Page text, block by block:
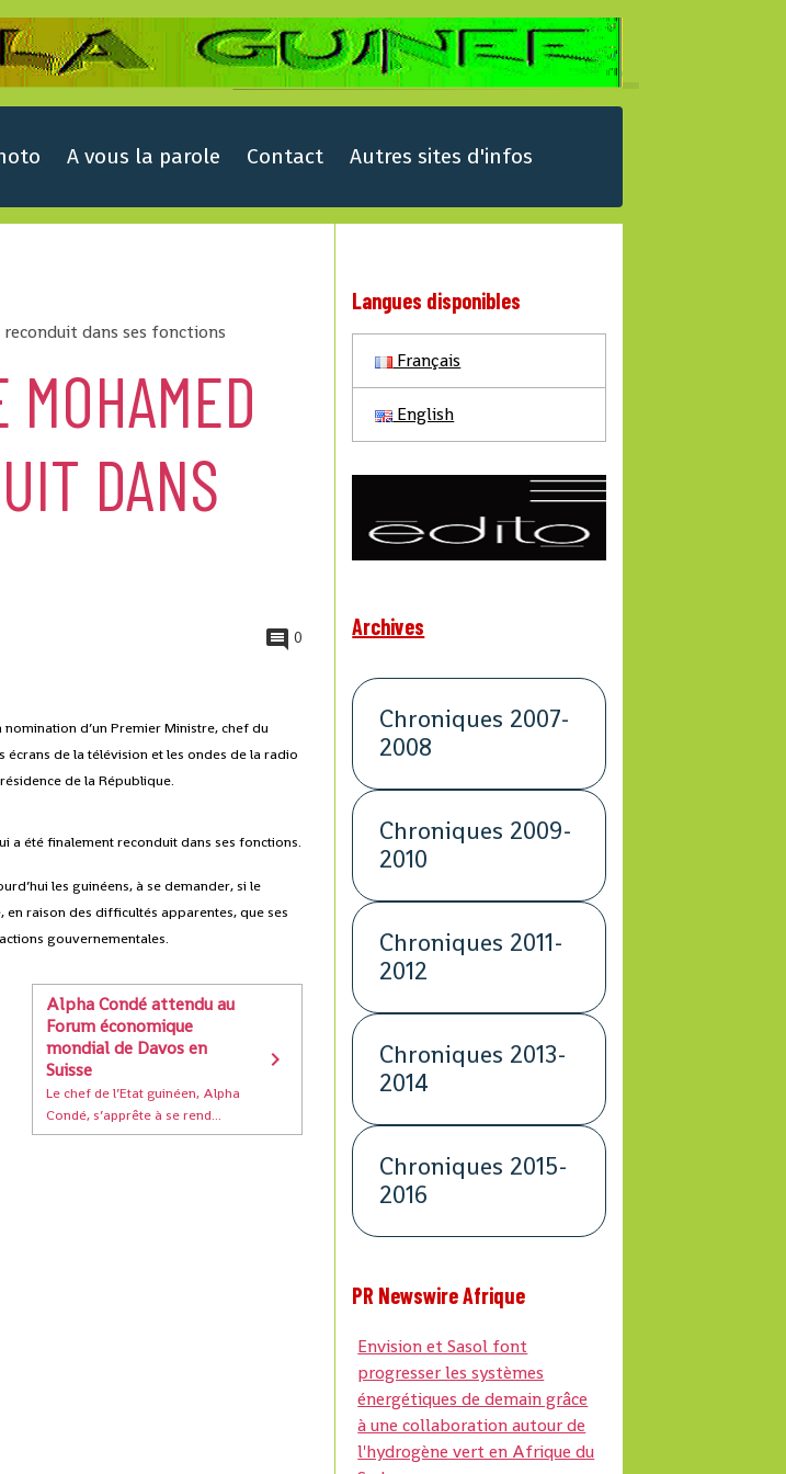
A vous la parole Contact Autres sites d'infos
dans ses fonctions
DANS
0
d’un Premier Ministre, chef du
de la télévision et les ondes de la radio
de la République.
a été finalement reconduit dans ses fonctions.
les guinéens, à se demander, si le
raison des difficultés apparentes, que ses
gouvernementales.
Alpha Condé attendu au
Forum économique
mondial de Davos en
Suisse
Le chef de l’Etat guinéen, Alpha
Condé, s’apprête à se rend...
Langues disponibles
Français
English
Archives
Chroniques 2007-
2008
Chroniques 2009-
2010
Chroniques 2011-
2012
Chroniques 2013-
2014
Chroniques 2015-
2016
PR Newswire Afrique
Envision et Sasol font
progresser les systèmes
énergétiques de demain grâce
à une collaboration autour de
l'hydrogène vert en Afrique du